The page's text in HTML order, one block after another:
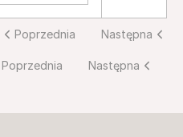
Poprzednia Następna
Poprzednia Następna